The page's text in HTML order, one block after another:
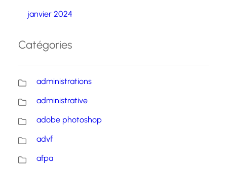
janvier 2024
Catégories
administrations
administrative
adobe photoshop
advf
afpa